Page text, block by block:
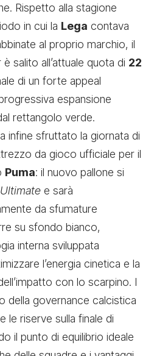
Rispetto alla stagione
in cui la Lega contava
al proprio marchio, il
salito all’attuale quota di 22
di un forte appeal
espansione
rettangolo verde.
infine sfruttato la giornata di
da gioco ufficiale per il
Puma: il nuovo pallone si
e sarà
da sfumature
su sfondo bianco,
interna sviluppata
l’energia cinetica e la
con lo scarpino. I
della governance calcistica
le riserve sulla finale di
il punto di equilibrio ideale